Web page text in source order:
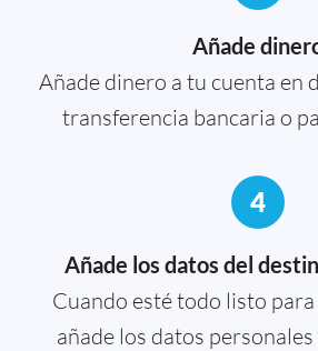
Añade
Añade dinero a tu cuenta en
transferencia bancaria o
4
Añade los datos del
Cuando esté todo listo
añade los datos